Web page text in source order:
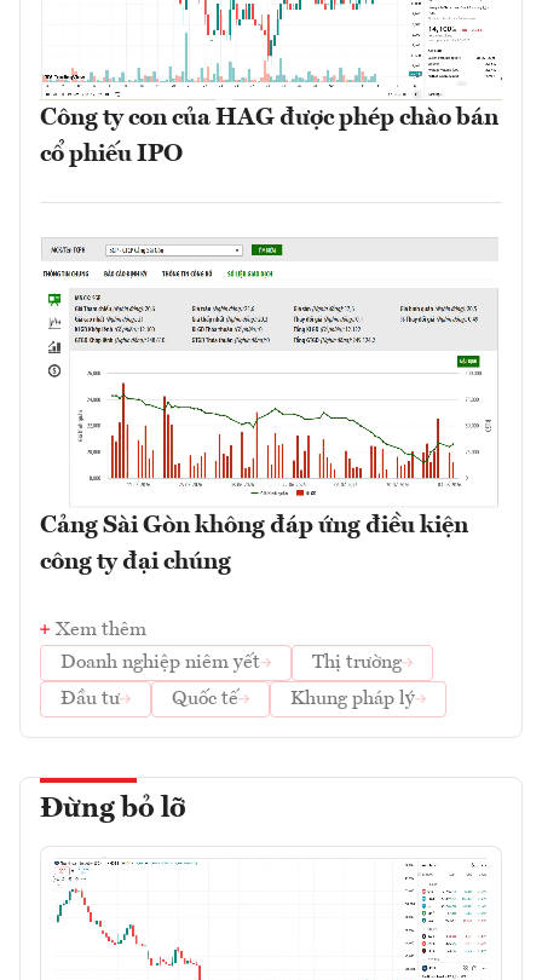
Công ty con của HAG được phép chào bán
cổ phiếu IPO
Cảng Sài Gòn không đáp ứng điều kiện
công ty đại chúng
Xem thêm
Doanh nghiệp niêm yết
Thị trường
Đầu tư
Quốc tế Khung pháp lý
Đừng bỏ lỡ